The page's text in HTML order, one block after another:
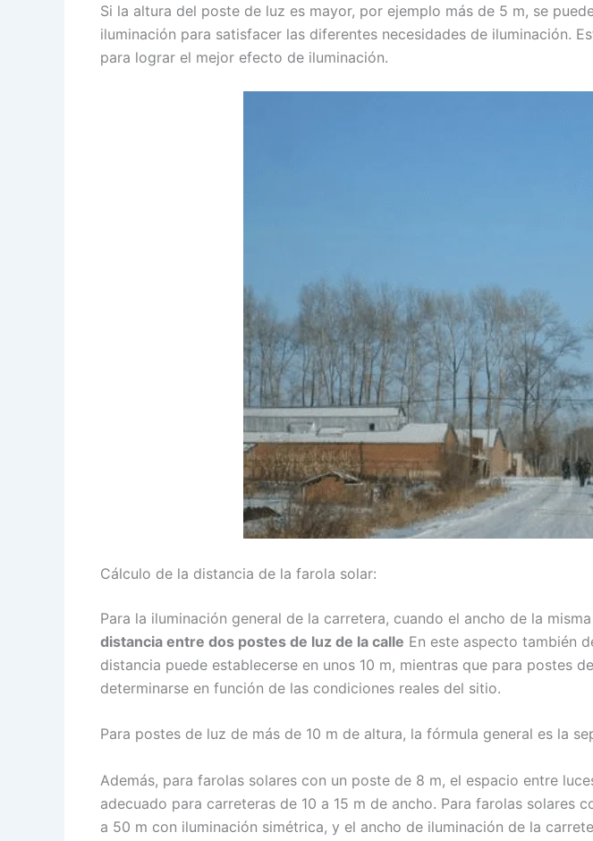
Si la altura del poste de luz es mayor, por ejemplo más de 5 m, se
iluminación para satisfacer las diferentes necesidades de iluminación.
para lograr el mejor efecto de iluminación.
Cálculo de la distancia de la farola solar:
Para la iluminación general de la carretera, cuando el ancho de la
distancia entre dos postes de luz de la calle En este aspecto también
distancia puede establecerse en unos 10 m, mientras que para postes
determinarse en función de las condiciones reales del sitio.
Para postes de luz de más de 10 m de altura, la fórmula general es la
Además, para farolas solares con un poste de 8 m, el espacio entre
adecuado para carreteras de 10 a 15 m de ancho. Para farolas
a 50 m con iluminación simétrica, y el ancho de iluminación de la